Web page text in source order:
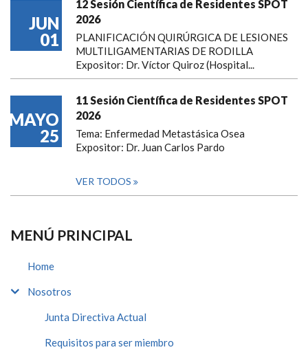
JUN
01
12 Sesión Científica de Residentes SPOT
2026
PLANIFICACIÓN QUIRÚRGICA DE LESIONES
MULTILIGAMENTARIAS DE RODILLA
Expositor: Dr. Víctor Quiroz (Hospital...
MAYO
25
11 Sesión Científica de Residentes SPOT
2026
Tema: Enfermedad Metastásica Osea
Expositor: Dr. Juan Carlos Pardo
VER TODOS
MENÚ PRINCIPAL
Home
Nosotros
Junta Directiva Actual
Requisitos para ser miembro